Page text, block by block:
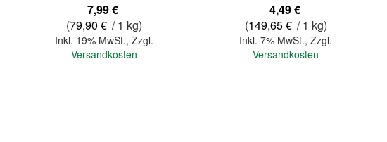
7,99 €
(79,90 € / 1 kg)
Inkl. 19% MwSt., Zzgl.
Versandkosten
4,49 €
(149,65 € / 1 kg)
Inkl. 7% MwSt.,Zzgl.
Versandkosten